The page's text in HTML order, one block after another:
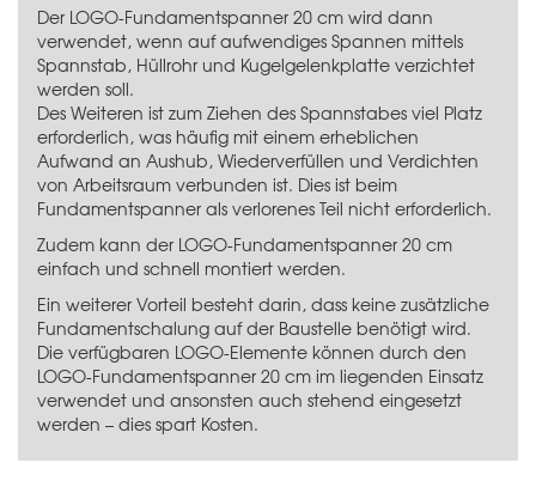
Der LOGO-Fundamentspanner 20 cm wird dann
verwendet, wenn auf aufwendiges Spannen mittels
Spannstab, Hüllrohr und Kugelgelenkplatte verzichtet
werden soll.
Des Weiteren ist zum Ziehen des Spannstabes viel Platz
erforderlich, was häufig mit einem erheblichen
Aufwand an Aushub, Wiederverfüllen und Verdichten
von Arbeitsraum verbunden ist. Dies ist beim
Fundamentspanner als verlorenes Teil nicht erforderlich.
Zudem kann der LOGO-Fundamentspanner 20 cm
einfach und schnell montiert werden.
Ein weiterer Vorteil besteht darin, dass keine zusätzliche
Fundamentschalung auf der Baustelle benötigt wird.
Die verfügbaren LOGO-Elemente können durch den
LOGO-Fundamentspanner 20 cm im liegenden Einsatz
verwendet und ansonsten auch stehend eingesetzt
werden – dies spart Kosten.